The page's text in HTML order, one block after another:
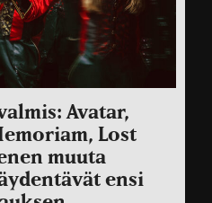
Avatar,
Lost
muuta
ensi